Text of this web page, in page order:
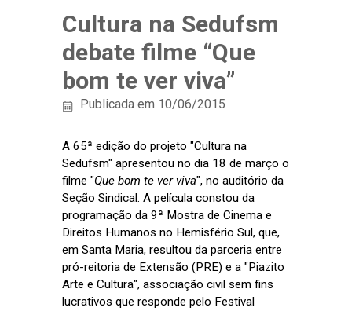
Cultura na Sedufsm
debate filme “Que
bom te ver viva”
Publicada em 10/06/2015
A 65ª edição do projeto "Cultura na
Sedufsm" apresentou no dia 18 de março o
filme "Que bom te ver viva", no auditório da
Seção Sindical. A película constou da
programação da 9ª Mostra de Cinema e
Direitos Humanos no Hemisfério Sul, que,
em Santa Maria, resultou da parceria entre
pró-reitoria de Extensão (PRE) e a "Piazito
Arte e Cultura", associação civil sem fins
lucrativos que responde pelo Festival